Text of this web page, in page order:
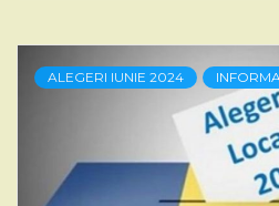
ALEGERI IUNIE 2024